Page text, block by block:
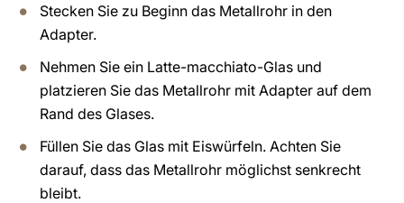
Stecken Sie zu Beginn das Metallrohr in den
Adapter.
Nehmen Sie ein Latte-macchiato-Glas und
platzieren Sie das Metallrohr mit Adapter auf dem
Rand des Glases.
Füllen Sie das Glas mit Eiswürfeln. Achten Sie
darauf, dass das Metallrohr möglichst senkrecht
bleibt.